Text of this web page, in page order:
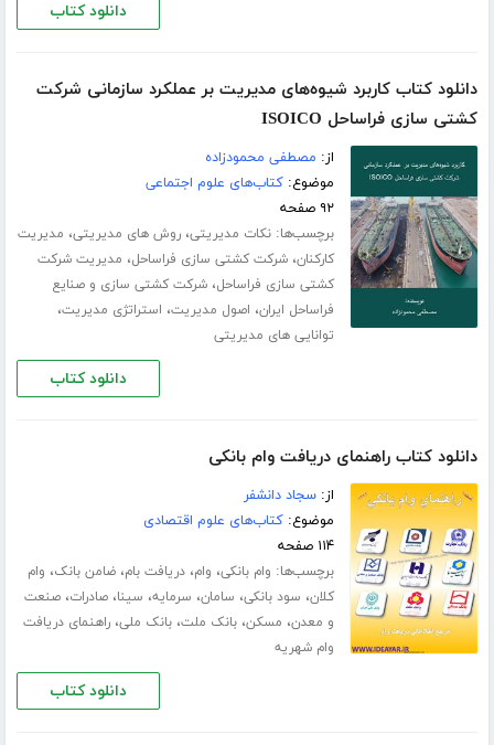
دانلود کتاب
دانلود کتاب کاربرد شیوه‌های مدیریت بر عملکرد سازمانی شرکت
کشتی سازی فراساحل ISOICO
از: مصطفی محمودزاده
موضوع:کتاب‌های علوم اجتماعی
۹۲ صفحه
برچسب‌ها:نکات مدیریتی،روش های مدیریتی، مدیریت
کارکنان،شرکت کشتی سازی فراساحل، مدیریت شرکت
کشتی سازی فراساحل،شرکت کشتی سازی و صنایع
فراساحل ایران، اصول مدیریت، استراتژی مدیریت،
توانایی های مدیریتی
دانلود کتاب
دانلود کتاب راهنمای دریافت وام بانکی
از:سجاد دانشفر
موضوع:کتاب‌های علوم اقتصادی
۱۱۴ صفحه
برچسب‌ها: وام بانکی، وام،دریافت بام،ضامن بانک، وام
کلان، سود بانکی، سامان، سرمایه، سینا،صادرات،صنعت
و معدن، مسکن،بانک ملت،بانک ملی،راهنمای دریافت
وام شهریه
دانلود کتاب